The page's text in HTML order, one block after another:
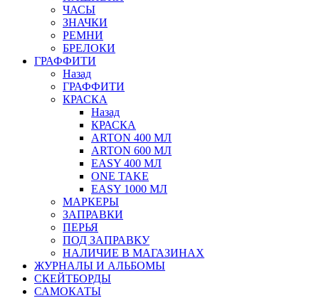
ЧАСЫ
ЗНАЧКИ
РЕМНИ
БРЕЛОКИ
ГРАФФИТИ
Назад
ГРАФФИТИ
КРАСКА
Назад
КРАСКА
ARTON 400 МЛ
ARTON 600 МЛ
EASY 400 МЛ
ONE TAKE
EASY 1000 МЛ
МАРКЕРЫ
ЗАПРАВКИ
ПЕРЬЯ
ПОД ЗАПРАВКУ
НАЛИЧИЕ В МАГАЗИНАХ
ЖУРНАЛЫ И АЛЬБОМЫ
СКЕЙТБОРДЫ
САМОКАТЫ